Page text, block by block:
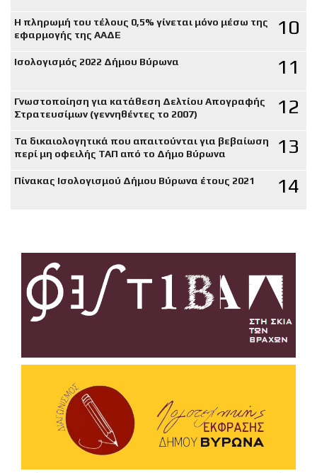
Η πληρωμή του τέλους 0,5% γίνεται μόνο μέσω της
εφαρμογής της ΑΑΔΕ
10
Ισολογισμός 2022 Δήμου Βύρωνα 11
Γνωστοποίηση για κατάθεση Δελτίου Απογραφής
Στρατευσίμων (γεννηθέντες το 2007)
12
Τα δικαιολογητικά που απαιτούνται για βεβαίωση
περί μη οφειλής ΤΑΠ από το Δήμο Βύρωνα
13
Πίνακας Ισολογισμού Δήμου Βύρωνα έτους 2021 14